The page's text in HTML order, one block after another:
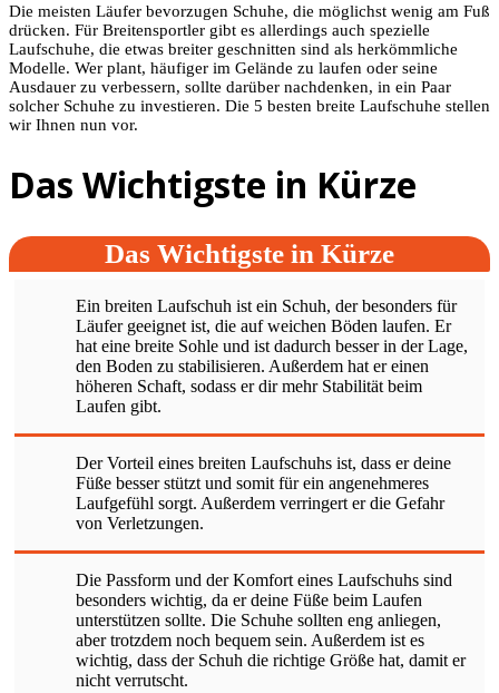
Die meisten Läufer bevorzugen Schuhe, die möglichst wenig am Fuß
drücken. Für Breitensportler gibt es allerdings auch spezielle
Laufschuhe, die etwas breiter geschnitten sind als herkömmliche
Modelle. Wer plant, häufiger im Gelände zu laufen oder seine
Ausdauer zu verbessern, sollte darüber nachdenken, in ein Paar
solcher Schuhe zu investieren. Die 5 besten breite Laufschuhe stellen
wir Ihnen nun vor.
Das Wichtigste in Kürze
Das Wichtigste in Kürze
Ein breiten Laufschuh ist ein Schuh, der besonders für
Läufer geeignet ist, die auf weichen Böden laufen. Er
hat eine breite Sohle und ist dadurch besser in der Lage,
den Boden zu stabilisieren. Außerdem hat er einen
höheren Schaft, sodass er dir mehr Stabilität beim
Laufen gibt.
Der Vorteil eines breiten Laufschuhs ist, dass er deine
Füße besser stützt und somit für ein angenehmeres
Laufgefühl sorgt. Außerdem verringert er die Gefahr
von Verletzungen.
Die Passform und der Komfort eines Laufschuhs sind
besonders wichtig, da er deine Füße beim Laufen
unterstützen sollte. Die Schuhe sollten eng anliegen,
aber trotzdem noch bequem sein. Außerdem ist es
wichtig, dass der Schuh die richtige Größe hat, damit er
nicht verrutscht.